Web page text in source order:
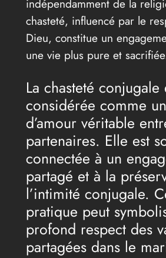
indépendamment de la
chasteté, influencé par le
Dieu, constitue un
une vie plus pure et
La chasteté conjugale
considérée comme
d’amour véritable
partenaires. Elle est
connectée à un
partagé et à la
l’intimité conjugale.
pratique peut
profond respect des
partagées dans le